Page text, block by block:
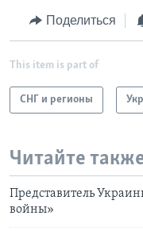
Поделиться
This item is part of
СНГ и регионы
Читайте
Представитель
войны»